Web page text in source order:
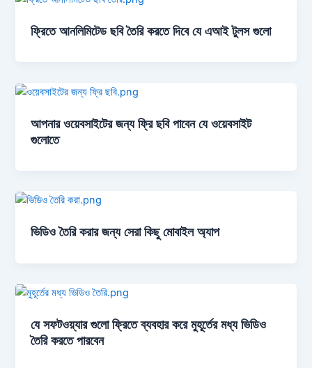
ফ্রিতে আনলিমিটেড ছবি তৈরি করতে দিবে যে এআই টুলস গুলো
আপনার ওয়েবসাইটের জন্য ফ্রি ছবি পাবেন যে ওয়েবসাইট
গুলোতে
ভিডিও তৈরি করার জন্য সেরা কিছু মোবাইল অ্যাপ
যে সফটওয়্যার গুলো ফ্রিতে ব্যবহার করে মুহূর্তের মধ্য ভিডিও
তৈরি করতে পারবেন